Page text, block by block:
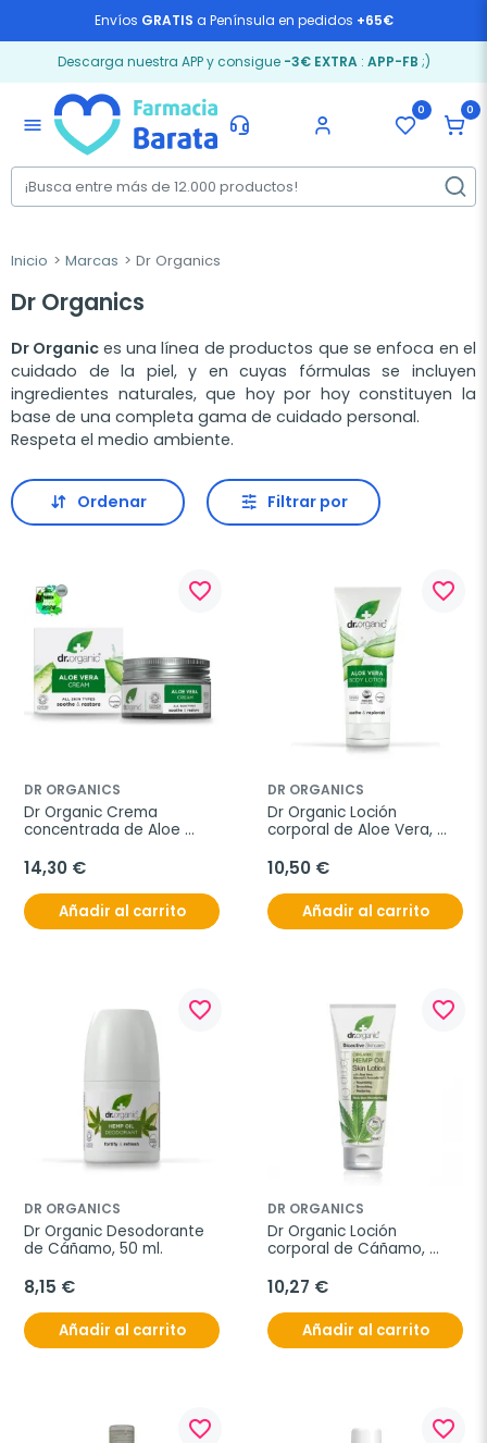
Envíos GRATIS a Península en pedidos +65€
Descarga nuestra APP y consigue -3€ EXTRA: APP-FB ;)
menu
0 0
Inicio Marcas Dr Organics
Dr Organics
Dr Organic es una línea de productos que se enfoca en el
cuidado de la piel, y en cuyas fórmulas se incluyen
ingredientes naturales, que hoy por hoy constituyen la
base de una completa gama de cuidado personal.
Respeta el medio ambiente.
Ordenar Filtrar por
favorite_border
DR ORGANICS
Dr Organic Crema
concentrada de Aloe
14,30 €
Añadir al carrito
favorite_border
DR ORGANICS
Dr Organic Loción
corporal de Aloe Vera,
10,50 €
Añadir al carrito
favorite_border
DR ORGANICS
Dr Organic Desodorante
de Cáñamo, 50 ml.
8,15 €
Añadir al carrito
favorite_border
DR ORGANICS
Dr Organic Loción
corporal de Cáñamo,
10,27 €
Añadir al carrito
favorite_border favorite_border